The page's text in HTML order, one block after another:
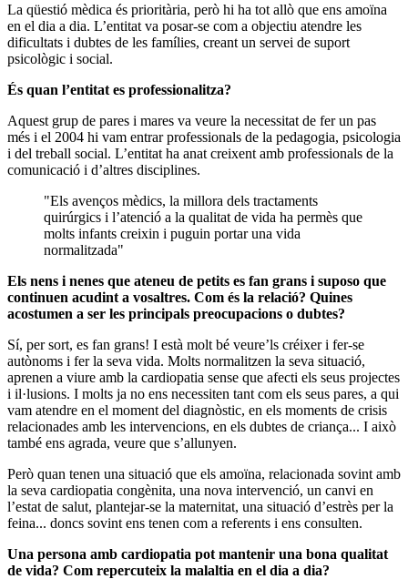
La qüestió mèdica és prioritària, però hi ha tot allò que ens amoïna
en el dia a dia. L’entitat va posar-se com a objectiu atendre les
dificultats i dubtes de les famílies, creant un servei de suport
psicològic i social.
És quan l’entitat es professionalitza?
Aquest grup de pares i mares va veure la necessitat de fer un pas
més i el 2004 hi vam entrar professionals de la pedagogia, psicologia
i del treball social. L’entitat ha anat creixent amb professionals de la
comunicació i d’altres disciplines.
"Els avenços mèdics, la millora dels tractaments
quirúrgics i l’atenció a la qualitat de vida ha permès que
molts infants creixin i puguin portar una vida
normalitzada"
Els nens i nenes que ateneu de petits es fan grans i suposo que
continuen acudint a vosaltres. Com és la relació? Quines
acostumen a ser les principals preocupacions o dubtes?
Sí, per sort, es fan grans! I està molt bé veure’ls créixer i fer-se
autònoms i fer la seva vida. Molts normalitzen la seva situació,
aprenen a viure amb la cardiopatia sense que afecti els seus projectes
i il·lusions. I molts ja no ens necessiten tant com els seus pares, a qui
vam atendre en el moment del diagnòstic, en els moments de crisis
relacionades amb les intervencions, en els dubtes de criança... I això
també ens agrada, veure que s’allunyen.
Però quan tenen una situació que els amoïna, relacionada sovint amb
la seva cardiopatia congènita, una nova intervenció, un canvi en
l’estat de salut, plantejar-se la maternitat, una situació d’estrès per la
feina... doncs sovint ens tenen com a referents i ens consulten.
Una persona amb cardiopatia pot mantenir una bona qualitat
de vida? Com repercuteix la malaltia en el dia a dia?